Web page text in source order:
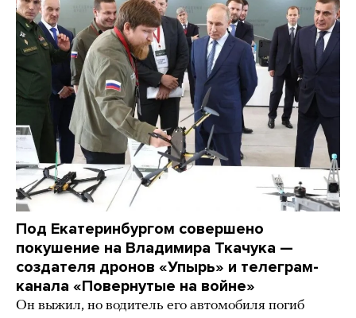
Под Екатеринбургом совершено
покушение на Владимира Ткачука —
создателя дронов «Упырь» и телеграм-
канала «Повернутые на войне»
Он выжил, но водитель его автомобиля погиб